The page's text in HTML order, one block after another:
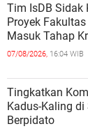
Tim IsDB Sidak
Proyek
Masuk Tahap
07/08/2026, 16:04 WIB
Tingkatkan
Kadus-Kaling
Berpidato